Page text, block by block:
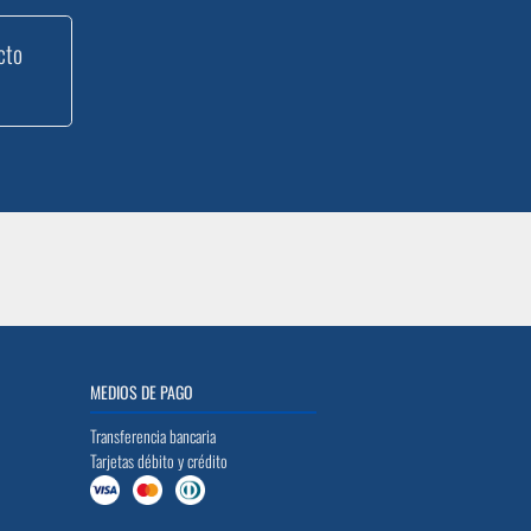
MEDIOS DE PAGO
Transferencia bancaria
Tarjetas débito y crédito